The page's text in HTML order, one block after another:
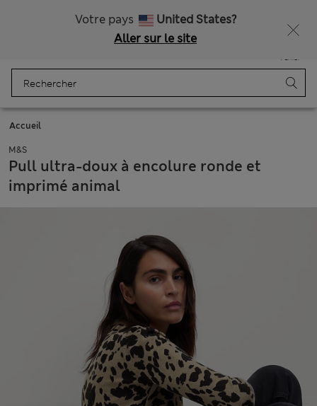
Votre pays
United States?
Aller sur le site
Panier
Accueil
M&S
Pull ultra-doux à encolure ronde et
imprimé animal